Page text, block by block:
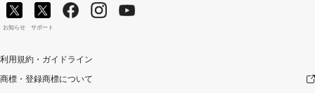
お知らせ サポート
利用規約・ガイドライン
商標・登録商標について